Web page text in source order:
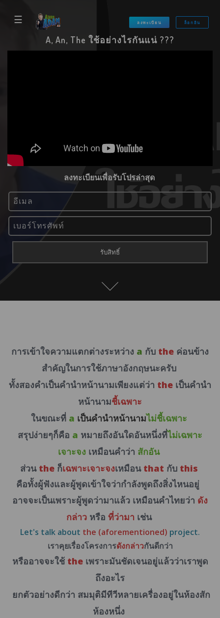
☰ ลงทะเบียน ล็อกอิน
A, An, The ใช้อย่างไรกันแน่ ???
การเข้าใจความแตกต่างระหว่าง a กับ the ค่อนข้าง
สำคัญในการใช้ภาษาอังกฤษนะครับ
ทั้งสองคำเป็นคำนำหน้านามเพียงแต่ว่า the เป็นคำนำ
หน้านามชี้เฉพาะ
ในขณะที่ a เป็นคำนำหน้านามไม่ชี้เฉพาะ
สรุปง่ายๆก็คือ a หมายถึงอันใดอันหนึ่งที่ไม่เฉพาะ
เจาะจง เหมือนคำว่า สักอัน
ส่วน the ก็เฉพาะเจาะจงเหมือน that กับ this
คือทั้งผู้ฟังและผู้พูดเข้าใจว่ากำลังพูดถึงสิ่งไหนอยู่
อาจจะเป็นเพราะผู้พูดว่ามาแล้ว เหมือนคำไทยว่า ดัง
กล่าวหรือ ที่ว่ามา เช่น
Let's talk about the (aforementioned) project.
เราคุยเรื่องโครงการดังกล่าวกันดีกว่า
หรืออาจจะใช้ theเพราะมันชัดเจนอยู่แล้วว่าเราพูด
ถึงอะไร
ยกตัวอย่างดีกว่า สมมุติมีทีวีหลายเครื่องอยู่ในห้องสัก
ห้องหนึ่ง